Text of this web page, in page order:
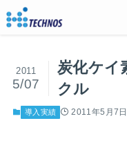
炭化ケイ
クル
2011
5/07
導入実績 2011年5月7日